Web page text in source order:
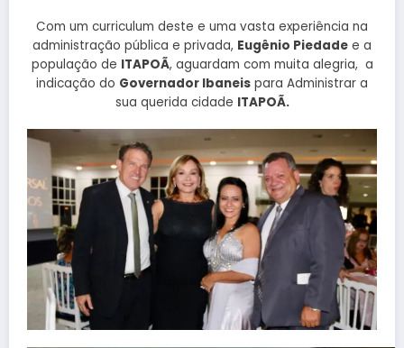
Com um curriculum deste e uma vasta experiência na
administração pública e privada, Eugênio Piedade e a
população de ITAPOÃ, aguardam com muita alegria, a
indicação do Governador Ibaneis para Administrar a
sua querida cidade ITAPOÃ.